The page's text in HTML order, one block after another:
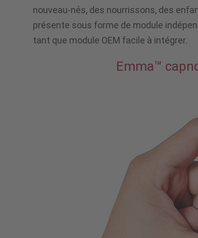
nouveau-nés, des nourrissons, des
présente sous forme de module
tant que module OEM facile à intégrer.
Emma™